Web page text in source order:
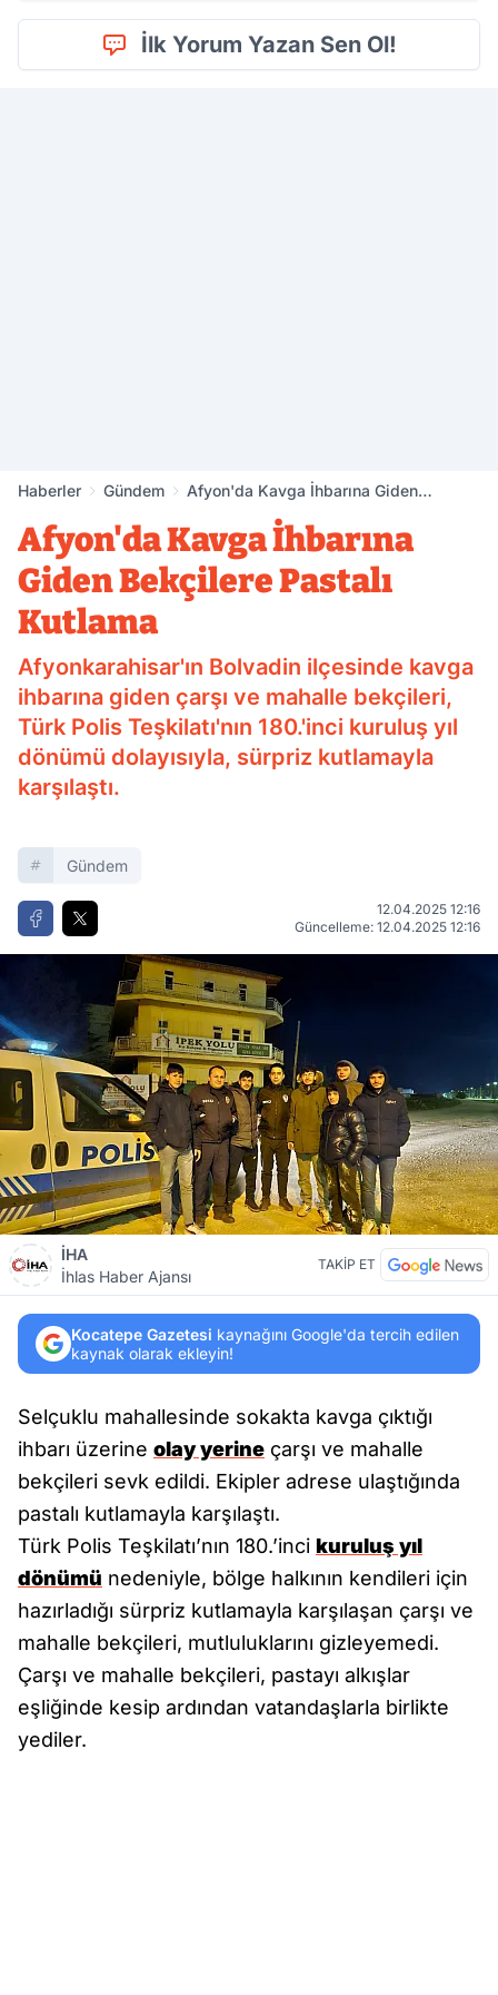
İlk Yorum Yazan Sen Ol!
Haberler Gündem
Afyon'da Kavga İhbarına Giden
Afyon'da Kavga İhbarına
Giden Bekçilere Pastalı
Kutlama
Afyonkarahisar'ın Bolvadin ilçesinde kavga
ihbarına giden çarşı ve mahalle bekçileri,
Türk Polis Teşkilatı'nın 180.'inci kuruluş yıl
dönümü dolayısıyla, sürpriz kutlamayla
karşılaştı.
Gündem
12.04.2025 12:16
Güncelleme: 12.04.2025 12:16
İHA
İhlas Haber Ajansı
TAKİP ET
Kocatepe Gazetesi kaynağını Google'da tercih edilen
kaynak olarak ekleyin!
Selçuklu mahallesinde sokakta kavga çıktığı
ihbarı üzerine olay yerine çarşı ve mahalle
bekçileri sevk edildi. Ekipler adrese ulaştığında
pastalı kutlamayla karşılaştı.
Türk Polis Teşkilatı’nın 180.’inci kuruluş yıl
dönümü nedeniyle, bölge halkının kendileri için
hazırladığı sürpriz kutlamayla karşılaşan çarşı ve
mahalle bekçileri, mutluluklarını gizleyemedi.
Çarşı ve mahalle bekçileri, pastayı alkışlar
eşliğinde kesip ardından vatandaşlarla birlikte
yediler.